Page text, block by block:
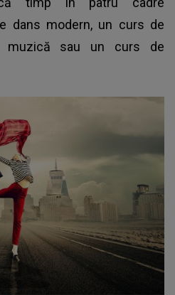
dans modern, un curs de
muzică sau un curs de